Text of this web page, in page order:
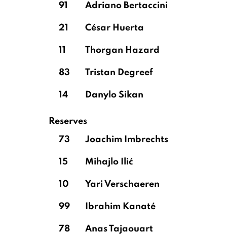
91 Adriano Bertaccini
21 César Huerta
11 Thorgan Hazard
83 Tristan Degreef
14 Danylo Sikan
Reserves
73
Joachim Imbrechts
15 Mihajlo Ilić
10 Yari Verschaeren
99 Ibrahim Kanaté
78 Anas Tajaouart